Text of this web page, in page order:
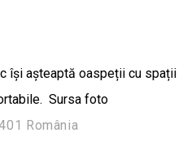
își așteaptă oaspeții cu spații
Sursa foto
România